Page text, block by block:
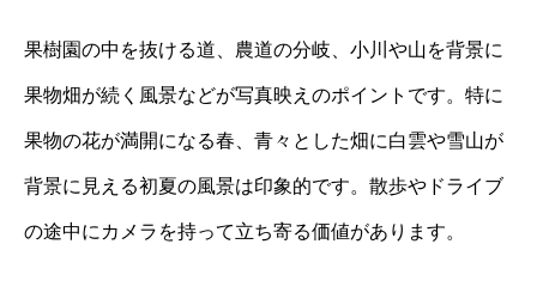
果樹園の中を抜ける道、農道の分岐、小川や山を背景に
果物畑が続く風景などが写真映えのポイントです。特に
果物の花が満開になる春、青々とした畑に白雲や雪山が
背景に見える初夏の風景は印象的です。散歩やドライブ
の途中にカメラを持って立ち寄る価値があります。